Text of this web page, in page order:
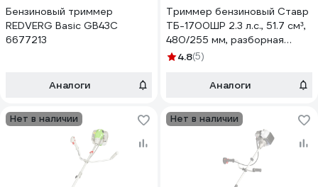
Бензиновый триммер
REDVERG Basic GB43C
6677213
Аналоги
Триммер бензиновый Ставр
ТБ-1700ШР 2.3 л.с., 51.7 см³,
480/255 мм, разборная
штанга, праймер, комплект
4.8(5)
Аналоги
Нет в наличии Нет в наличии